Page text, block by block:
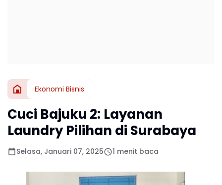
Ekonomi Bisnis
Cuci Bajuku 2: Layanan
Laundry Pilihan di Surabaya
Selasa, Januari 07, 2025 1 menit baca